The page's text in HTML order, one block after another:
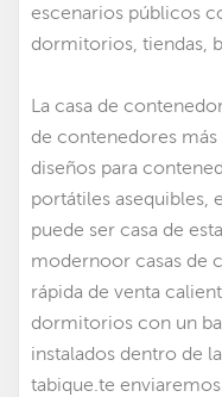
escenarios públicos
dormitorios, tiendas,
La casa de
de contenedores
diseños para
portátiles asequibles
puede ser casa de
modernoor casas de
rápida de venta
dormitorios con un
instalados dentro de
tabique.te